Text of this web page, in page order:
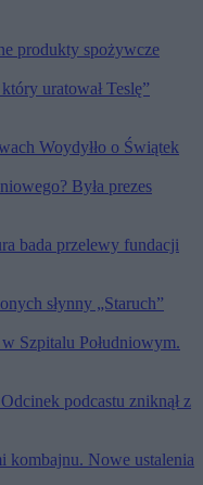
produkty spożywcze
uratował Teslę”
Woydyłło o Świątek
Była prezes
bada przelewy fundacji
słynny „Staruch”
Szpitalu Południowym.
podcastu zniknął z
kombajnu. Nowe ustalenia